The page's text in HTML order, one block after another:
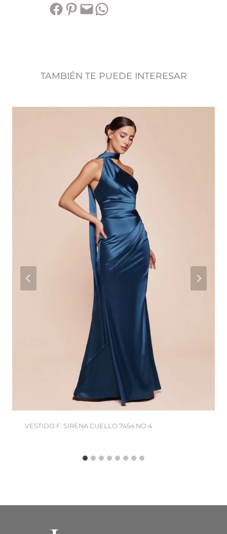
Compartir en Facebook Compartir en Pinterest Envía esta página por correo electrónico Compartir en WhatsApp
TAMBIÉN TE PUEDE INTERESAR
VESTIDO F. SIRENA CUELLO 7454 NO.4